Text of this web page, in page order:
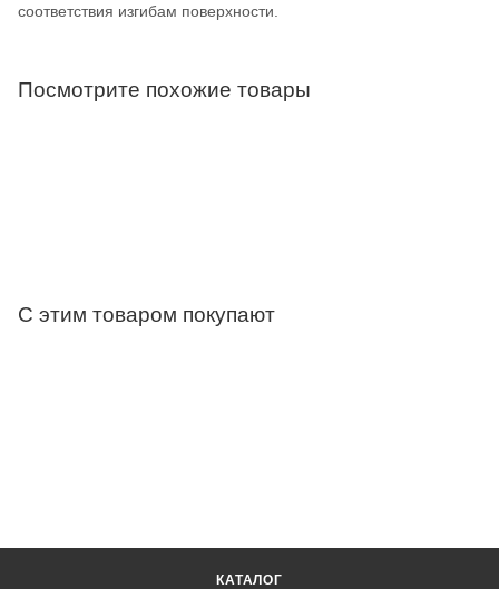
соответствия изгибам поверхности.
Посмотрите похожие товары
С этим товаром покупают
КАТАЛОГ